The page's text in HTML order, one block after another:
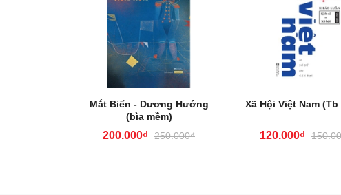
Mắt Biển - Dương Hướng
(bìa mềm)
200.000₫ 250.000₫
Xã Hội Việt Nam (Tb
120.000₫